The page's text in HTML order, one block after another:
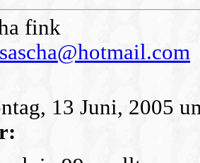
fink
13 Juni, 2005